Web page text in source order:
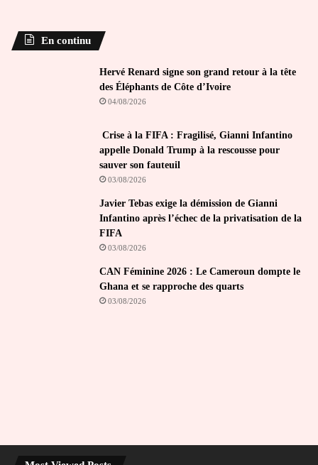
En continu
Hervé Renard signe son grand retour à la tête
des Éléphants de Côte d’Ivoire
04/08/2026
Crise à la FIFA : Fragilisé, Gianni Infantino
appelle Donald Trump à la rescousse pour
sauver son fauteuil
03/08/2026
Javier Tebas exige la démission de Gianni
Infantino après l’échec de la privatisation de la
FIFA
03/08/2026
CAN Féminine 2026 : Le Cameroun dompte le
Ghana et se rapproche des quarts
03/08/2026